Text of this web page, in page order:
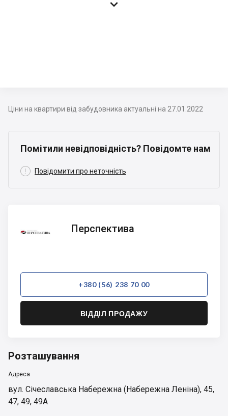
Ціни на квартири від забудовника актуальні на 27.01.2022
Помітили невідповідність? Повідомте нам
 Повідомити про неточність
Перспектива
+380 (56) 238 70 00
ВІДДІЛ ПРОДАЖУ
Розташування
Адреса
вул. Січеславська Набережна (Набережна Леніна), 45,
47, 49, 49А